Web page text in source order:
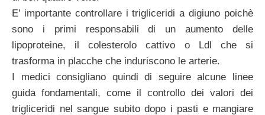
E’ importante controllare i trigliceridi a digiuno poichè
sono i primi responsabili di un aumento delle
lipoproteine, il colesterolo cattivo o Ldl che si
trasforma in placche che induriscono le arterie.
I medici consigliano quindi di seguire alcune linee
guida fondamentali, come il controllo dei valori dei
trigliceridi nel sangue subito dopo i pasti e mangiare